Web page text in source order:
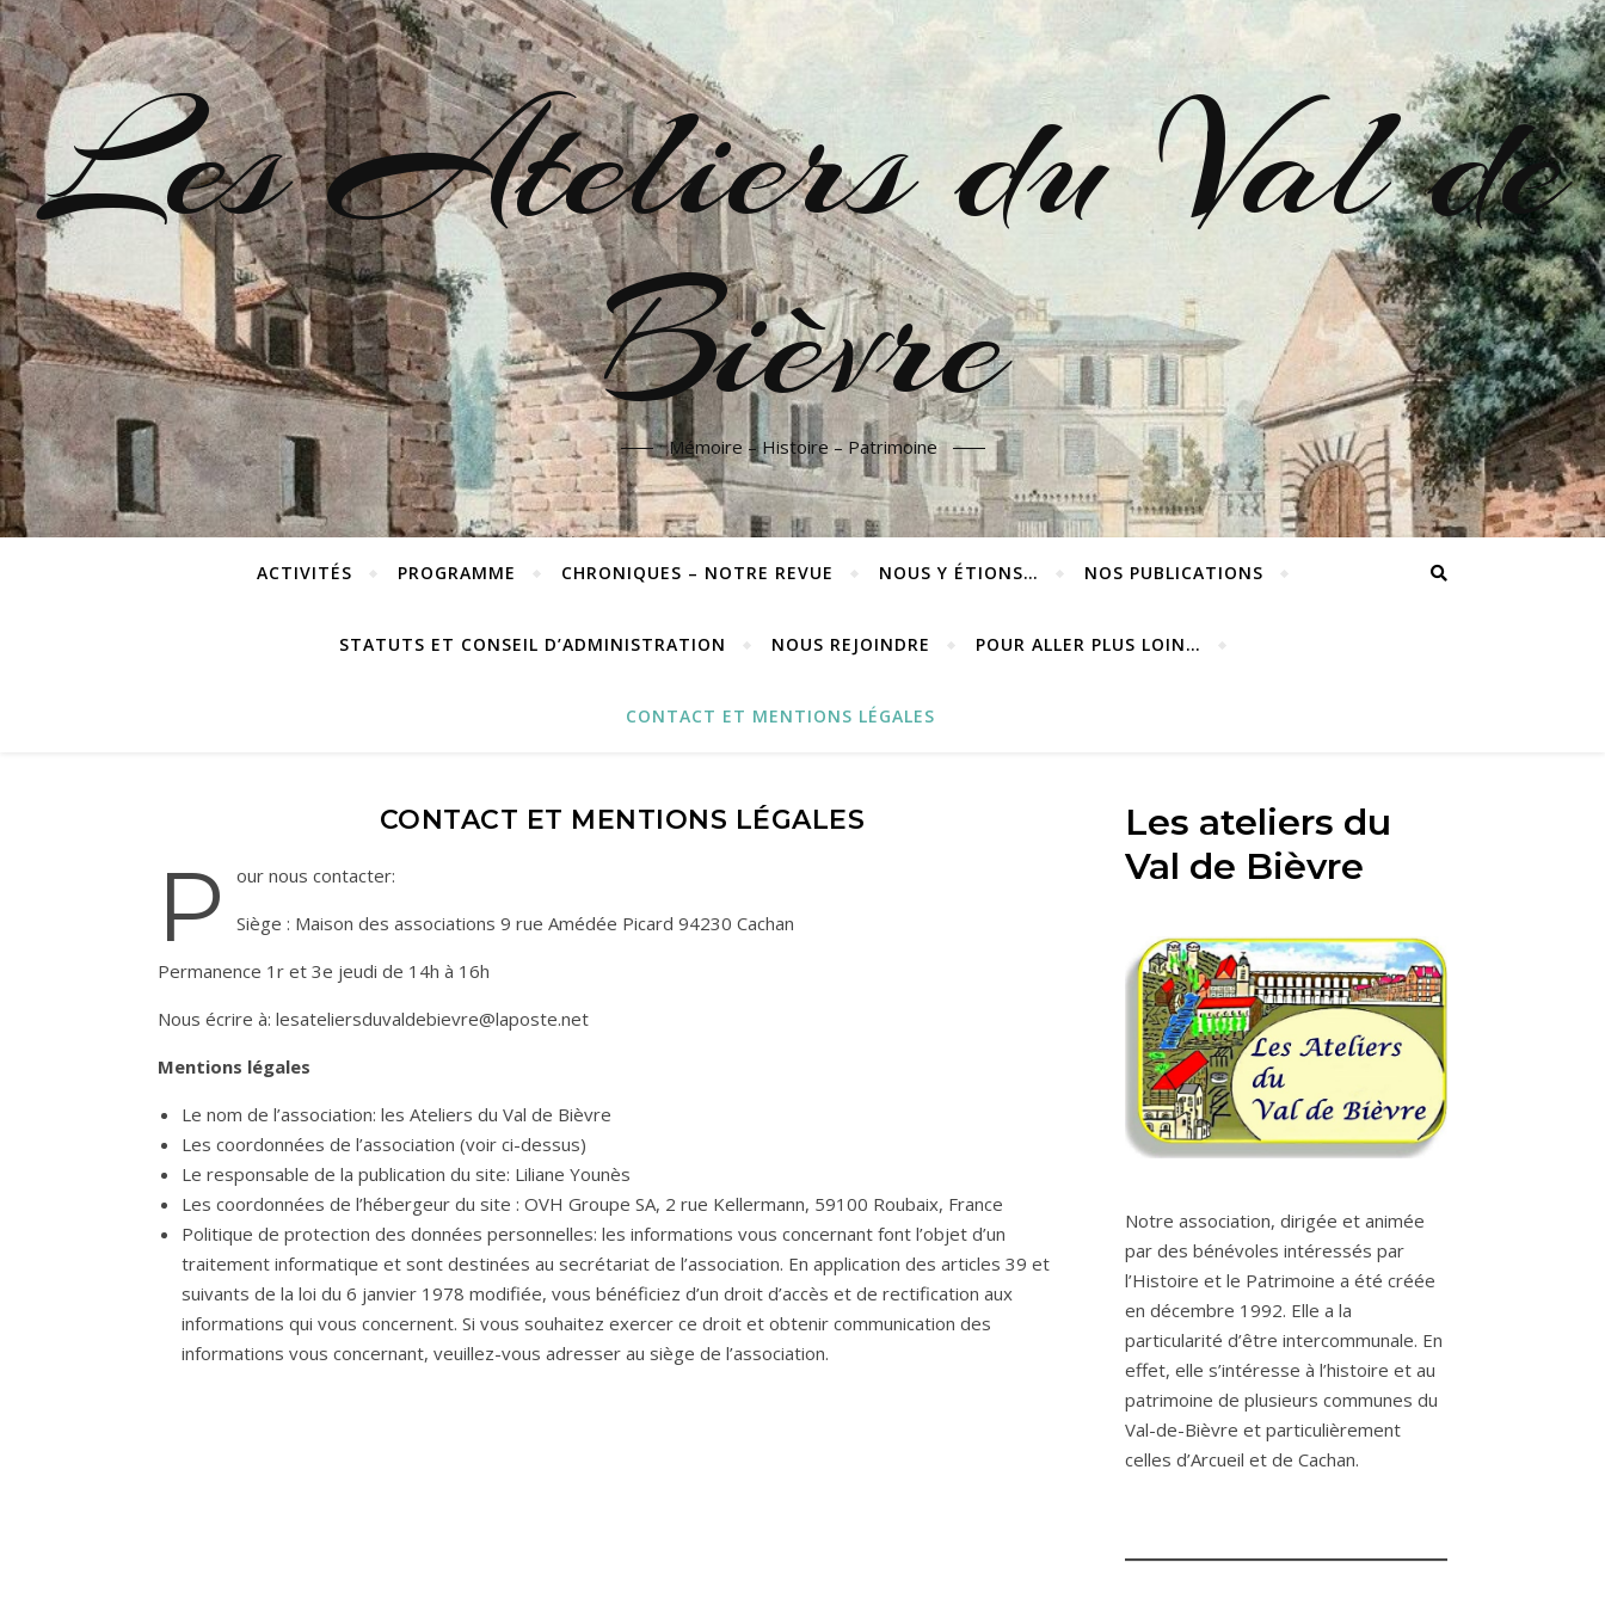
Les Ateliers du Val de
Bièvre
Mémoire – Histoire – Patrimoine
ACTIVITÉS PROGRAMME CHRONIQUES – NOTRE REVUE NOUS Y ÉTIONS… NOS PUBLICATIONS
STATUTS ET CONSEIL D’ADMINISTRATION NOUS REJOINDRE POUR ALLER PLUS LOIN…
CONTACT ET MENTIONS LÉGALES
CONTACT ET MENTIONS LÉGALES
P
our nous contacter:
Siège : Maison des associations 9 rue Amédée Picard 94230 Cachan
Permanence 1r et 3e jeudi de 14h à 16h
Nous écrire à: lesateliersduvaldebievre@laposte.net
Mentions légales
Le nom de l’association: les Ateliers du Val de Bièvre
Les coordonnées de l’association (voir ci-dessus)
Le responsable de la publication du site: Liliane Younès
Les coordonnées de l’hébergeur du site : OVH Groupe SA, 2 rue Kellermann, 59100 Roubaix, France
Politique de protection des données personnelles: les informations vous concernant font l’objet d’un
traitement informatique et sont destinées au secrétariat de l’association. En application des articles 39 et
suivants de la loi du 6 janvier 1978 modifiée, vous bénéficiez d’un droit d’accès et de rectification aux
informations qui vous concernent. Si vous souhaitez exercer ce droit et obtenir communication des
informations vous concernant, veuillez-vous adresser au siège de l’association.
Les ateliers du
Val de Bièvre
Notre association, dirigée et animée
par des bénévoles intéressés par
l’Histoire et le Patrimoine a été créée
en décembre 1992. Elle a la
particularité d’être intercommunale. En
effet, elle s’intéresse à l’histoire et au
patrimoine de plusieurs communes du
Val-de-Bièvre et particulièrement
celles d’Arcueil et de Cachan.